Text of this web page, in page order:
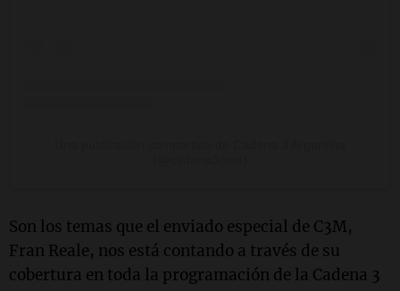
Son los temas que el enviado especial de C3M,
Fran Reale, nos está contando a través de su
cobertura en toda la programación de la Cadena 3